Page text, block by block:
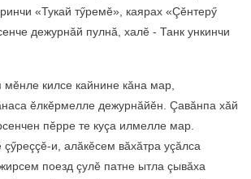
«Тукай тӳремӗ», каярах «Çӗнтерӳ
дежурнăй пулнă, халӗ - Танк ункинчи
килсе кайнине кăна мар,
ӗлкӗрмелле дежурнăйӗн. Çавăнпа хăй
пӗрре те куçа илмелле мар.
и, алăкӗсем вăхăтра уçăлса
поезд çулӗ патне ытла çывăха